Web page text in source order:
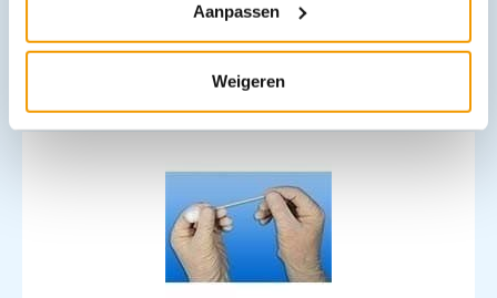
Aanpassen
Weigeren
Opties bekijken
Leverbaar